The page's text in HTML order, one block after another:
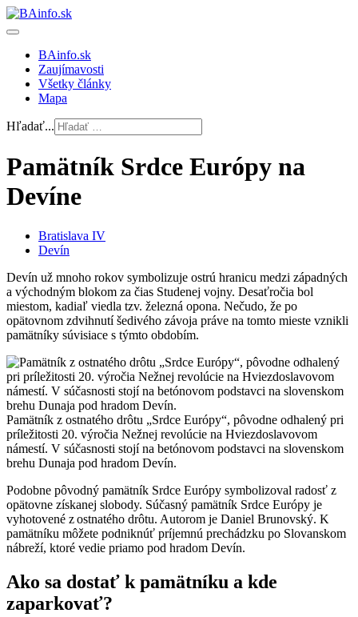
BAinfo.sk
Zaujímavosti
Všetky články
Mapa
Hľadať...
Pamätník Srdce Európy na
Devíne
Bratislava IV
Devín
Devín už mnoho rokov symbolizuje ostrú hranicu medzi západných
a východným blokom za čias Studenej vojny. Desaťročia bol
miestom, kadiaľ viedla tzv. železná opona. Nečudo, že po
opätovnom zdvihnutí šedivého závoja práve na tomto mieste vznikli
pamätníky súvisiace s týmto obdobím.
Pamätník z ostnatého drôtu „Srdce Európy“, pôvodne odhalený pri
príležitosti 20. výročia Nežnej revolúcie na Hviezdoslavovom
námestí. V súčasnosti stojí na betónovom podstavci na slovenskom
brehu Dunaja pod hradom Devín.
Podobne pôvodný pamätník Srdce Európy symbolizoval radosť z
opätovne získanej slobody. Súčasný pamätník Srdce Európy je
vyhotovené z ostnatého drôtu. Autorom je Daniel Brunovský. K
pamätníku môžete podniknúť príjemnú prechádzku po Slovanskom
nábreží, ktoré vedie priamo pod hradom Devín.
Ako sa dostať k pamätníku a kde
zaparkovať?